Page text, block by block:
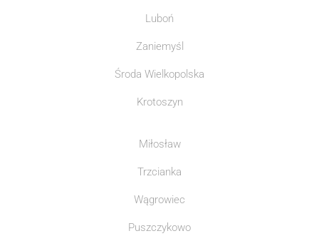
Luboń
Zaniemyśl
Środa Wielkopolska
Krotoszyn
Miłosław
Trzcianka
Wągrowiec
Puszczykowo